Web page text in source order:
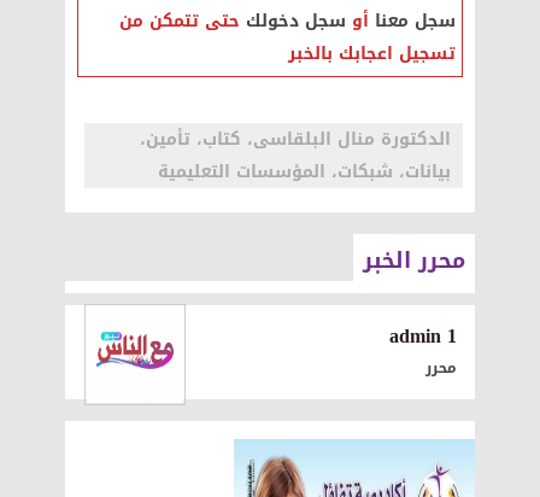
سجل معنا أو سجل دخولك حتى تتمكن من
تسجيل اعجابك بالخبر
الدكتورة منال البلقاسى، كتاب، تأمين،
بيانات، شبكات، المؤسسات التعليمية
محرر الخبر
1 admin
محرر